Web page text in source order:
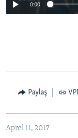
0:00
Paylaş
Aprel 11, 2017